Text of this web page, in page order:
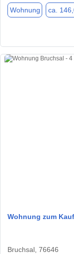
Wohnung ca.
Wohnung zum
Bruchsal, 76646